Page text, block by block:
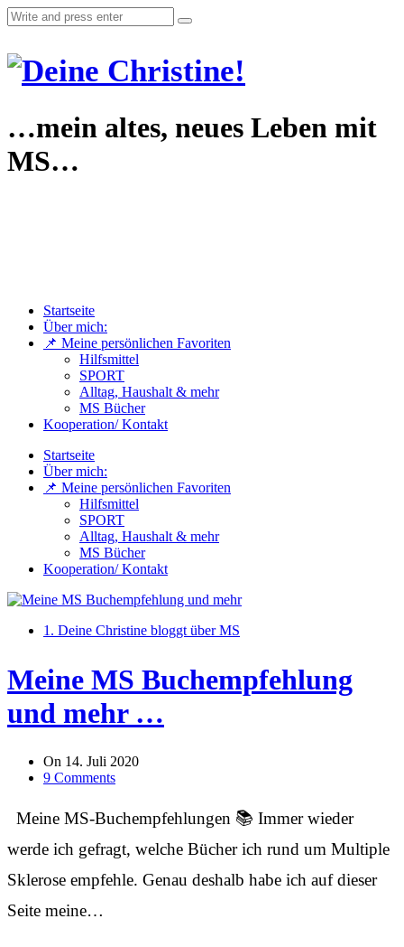
…mein altes, neues Leben mit
MS…
Startseite
Über mich:
📌 Meine persönlichen Favoriten
Hilfsmittel
SPORT
Alltag, Haushalt & mehr
MS Bücher
Kooperation/ Kontakt
Startseite
Über mich:
📌 Meine persönlichen Favoriten
Hilfsmittel
SPORT
Alltag, Haushalt & mehr
MS Bücher
Kooperation/ Kontakt
1. Deine Christine bloggt über MS
Meine MS Buchempfehlung
und mehr …
On 14. Juli 2020
9 Comments
Meine MS-Buchempfehlungen 📚 Immer wieder
werde ich gefragt, welche Bücher ich rund um Multiple
Sklerose empfehle. Genau deshalb habe ich auf dieser
Seite meine…